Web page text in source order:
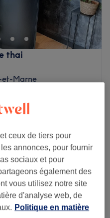
thai
et-Marne
à partir de
à partir de 85 €
Économisez jusqu'à 15%
10:00–19:00
10:00–19:00
ceux de tiers pour
annonces, pour fournir
sociaux et pour
également des
vous utilisez notre site
d'analyse web, de
Politique en matière